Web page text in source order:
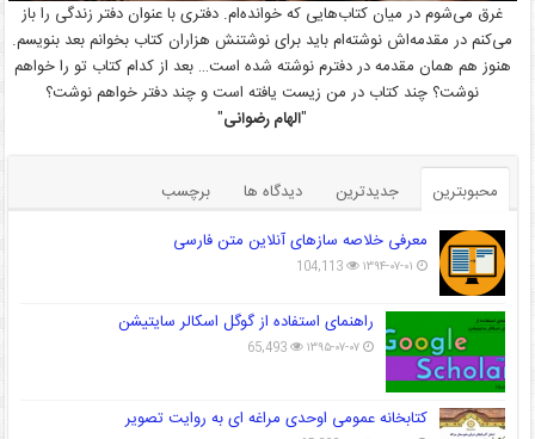
غرق می‌شوم در میان کتاب‌هایی که خوانده‌ام. دفتری با عنوان دفتر زندگی را باز
می‌کنم در مقدمه‌اش نوشته‌ام باید برای نوشتنش هزاران کتاب بخوانم بعد بنویسم.
هنوز هم همان مقدمه در دفترم نوشته شده است… بعد از کدام کتاب تو را خواهم
نوشت؟ چند کتاب در من زیست یافته است و چند دفتر خواهم نوشت؟
"الهام رضوانی"
محبوبترین جدیدترین دیدگاه ها
برچسب
معرفی خلاصه سازهای آنلاین متن فارسی
۱۳۹۴-۰۷-۰۱ 104,113
راهنمای استفاده از گوگل اسکالر سایتیشن
۱۳۹۵-۰۷-۰۷ 65,493
کتابخانه عمومی اوحدی مراغه ای به روایت تصویر